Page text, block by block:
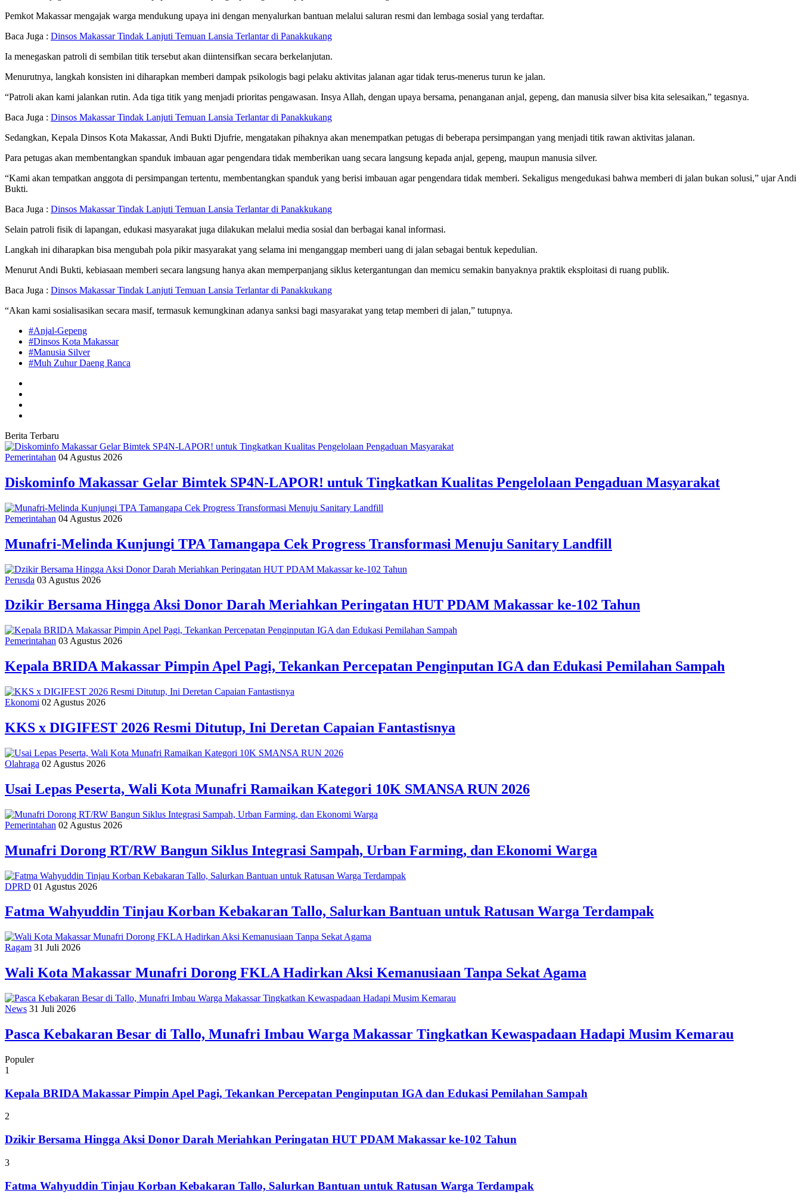
Pemkot Makassar mengajak warga mendukung upaya ini dengan menyalurkan bantuan melalui saluran resmi dan lembaga sosial yang terdaftar.
Baca Juga : Dinsos Makassar Tindak Lanjuti Temuan Lansia Terlantar di Panakkukang
Ia menegaskan patroli di sembilan titik tersebut akan diintensifkan secara berkelanjutan.
Menurutnya, langkah konsisten ini diharapkan memberi dampak psikologis bagi pelaku aktivitas jalanan agar tidak terus-menerus turun ke jalan.
“Patroli akan kami jalankan rutin. Ada tiga titik yang menjadi prioritas pengawasan. Insya Allah, dengan upaya bersama, penanganan anjal, gepeng, dan manusia silver bisa kita selesaikan,” tegasnya.
Baca Juga : Dinsos Makassar Tindak Lanjuti Temuan Lansia Terlantar di Panakkukang
Sedangkan, Kepala Dinsos Kota Makassar, Andi Bukti Djufrie, mengatakan pihaknya akan menempatkan petugas di beberapa persimpangan yang menjadi titik rawan aktivitas jalanan.
Para petugas akan membentangkan spanduk imbauan agar pengendara tidak memberikan uang secara langsung kepada anjal, gepeng, maupun manusia silver.
“Kami akan tempatkan anggota di persimpangan tertentu, membentangkan spanduk yang berisi imbauan agar pengendara tidak memberi. Sekaligus mengedukasi bahwa memberi di jalan bukan solusi,” ujar Andi
Bukti.
Baca Juga : Dinsos Makassar Tindak Lanjuti Temuan Lansia Terlantar di Panakkukang
Selain patroli fisik di lapangan, edukasi masyarakat juga dilakukan melalui media sosial dan berbagai kanal informasi.
Langkah ini diharapkan bisa mengubah pola pikir masyarakat yang selama ini menganggap memberi uang di jalan sebagai bentuk kepedulian.
Menurut Andi Bukti, kebiasaan memberi secara langsung hanya akan memperpanjang siklus ketergantungan dan memicu semakin banyaknya praktik eksploitasi di ruang publik.
Baca Juga : Dinsos Makassar Tindak Lanjuti Temuan Lansia Terlantar di Panakkukang
“Akan kami sosialisasikan secara masif, termasuk kemungkinan adanya sanksi bagi masyarakat yang tetap memberi di jalan,” tutupnya.
#Anjal-Gepeng
#Dinsos Kota Makassar
#Manusia Silver
#Muh Zuhur Daeng Ranca
Berita Terbaru
Pemerintahan 04 Agustus 2026
Diskominfo Makassar Gelar Bimtek SP4N-LAPOR! untuk Tingkatkan Kualitas Pengelolaan Pengaduan Masyarakat
Pemerintahan 04 Agustus 2026
Munafri-Melinda Kunjungi TPA Tamangapa Cek Progress Transformasi Menuju Sanitary Landfill
Perusda 03 Agustus 2026
Dzikir Bersama Hingga Aksi Donor Darah Meriahkan Peringatan HUT PDAM Makassar ke-102 Tahun
Pemerintahan 03 Agustus 2026
Kepala BRIDA Makassar Pimpin Apel Pagi, Tekankan Percepatan Penginputan IGA dan Edukasi Pemilahan Sampah
Ekonomi 02 Agustus 2026
KKS x DIGIFEST 2026 Resmi Ditutup, Ini Deretan Capaian Fantastisnya
Olahraga 02 Agustus 2026
Usai Lepas Peserta, Wali Kota Munafri Ramaikan Kategori 10K SMANSA RUN 2026
Pemerintahan 02 Agustus 2026
Munafri Dorong RT/RW Bangun Siklus Integrasi Sampah, Urban Farming, dan Ekonomi Warga
DPRD 01 Agustus 2026
Fatma Wahyuddin Tinjau Korban Kebakaran Tallo, Salurkan Bantuan untuk Ratusan Warga Terdampak
Ragam 31 Juli 2026
Wali Kota Makassar Munafri Dorong FKLA Hadirkan Aksi Kemanusiaan Tanpa Sekat Agama
News 31 Juli 2026
Pasca Kebakaran Besar di Tallo, Munafri Imbau Warga Makassar Tingkatkan Kewaspadaan Hadapi Musim Kemarau
Populer
1
Kepala BRIDA Makassar Pimpin Apel Pagi, Tekankan Percepatan Penginputan IGA dan Edukasi Pemilahan Sampah
2
Dzikir Bersama Hingga Aksi Donor Darah Meriahkan Peringatan HUT PDAM Makassar ke-102 Tahun
3
Fatma Wahyuddin Tinjau Korban Kebakaran Tallo, Salurkan Bantuan untuk Ratusan Warga Terdampak